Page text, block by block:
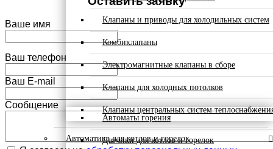
Клапаны и приводы для холодильных систем
Комбиклапаны
Электромагнитные клапаны в сборе
Клапаны для холодных потолков
Клапаны центральных систем
Автоматика для котлов и горелок
Автоматы горения
Датчики для котлов и горелок
Ваше имя
Ваш телефон
Ваш E-mail
Сообщение